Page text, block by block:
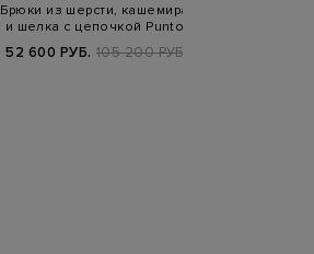
Брюки из шерсти, кашемира
и шелка с цепочкой Punto
52 600 РУБ. 105 200 РУБ.